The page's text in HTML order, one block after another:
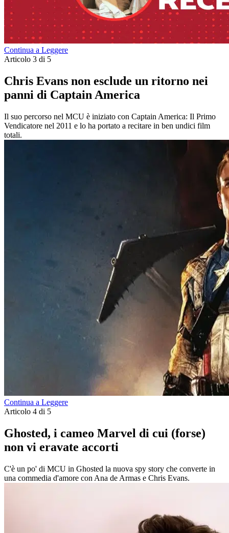
Continua a Leggere
Articolo 3 di 5
Chris Evans non esclude un ritorno nei
panni di Captain America
Il suo percorso nel MCU è iniziato con Captain America: Il Primo
Vendicatore nel 2011 e lo ha portato a recitare in ben undici film
totali.
Continua a Leggere
Articolo 4 di 5
Ghosted, i cameo Marvel di cui (forse)
non vi eravate accorti
C'è un po' di MCU in Ghosted la nuova spy story che converte in
una commedia d'amore con Ana de Armas e Chris Evans.